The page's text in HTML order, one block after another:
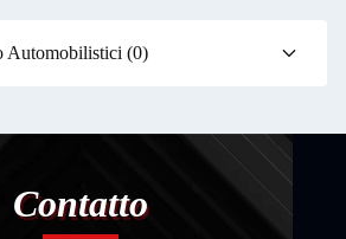
Automobilistici (0)
Contatto